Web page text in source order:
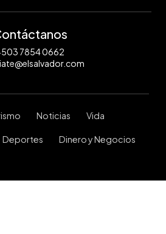
7854 0662
Noticias Vida
Deportes Dinero y Negocios